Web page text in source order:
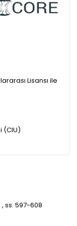
Lisansı ile
(CIU)
, ss. 597-608